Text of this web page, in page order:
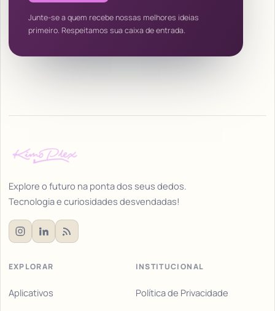
Junte-se a quem recebe nossas melhores ideias
primeiro. Respeitamos sua caixa de entrada.
Explore o futuro na ponta dos seus dedos.
Tecnologia e curiosidades desvendadas!
EXPLORAR
Aplicativos
INSTITUCIONAL
Política de Privacidade